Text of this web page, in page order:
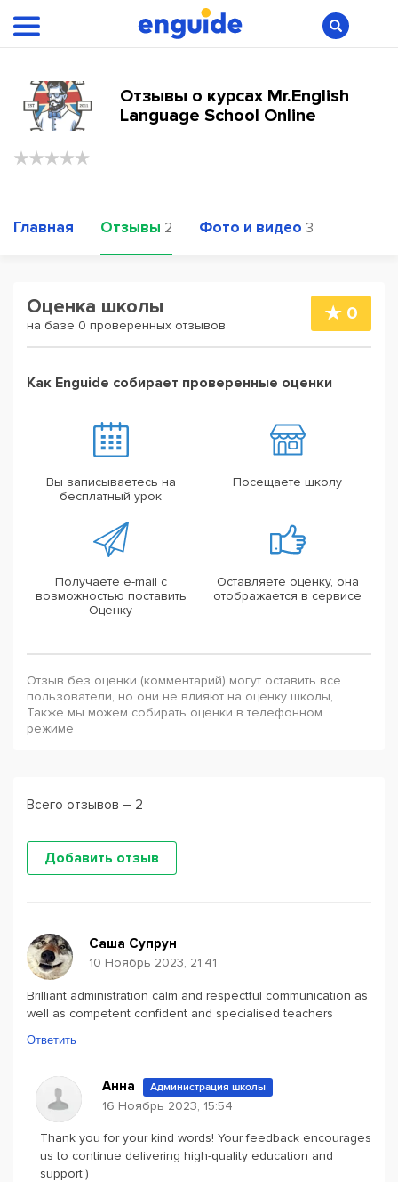
Отзывы о курсах Mr.English
Language School Online
Главная Отзывы 2 Фото и видео 3
Оценка школы
на базе 0 проверенных отзывов
0
Как Enguide собирает проверенные оценки
Вы записываетесь на
бесплатный урок
Посещаете школу
Получаете e-mail с
возможностью поставить
Оценку
Оставляете оценку, она
отображается в сервисе
Отзыв без оценки (комментарий) могут оставить все
пользователи, но они не влияют на оценку школы,
Также мы можем собирать оценки в телефонном
режиме
Всего отзывов – 2
Добавить отзыв
Саша Супрун
10 Ноябрь 2023, 21:41
Brilliant administration calm and respectful communication as
well as competent confident and specialised teachers
Ответить
Анна Администрация школы
16 Ноябрь 2023, 15:54
Thank you for your kind words! Your feedback encourages
us to continue delivering high-quality education and
support:)